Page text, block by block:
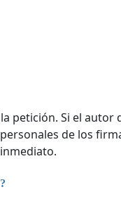
petición. Si el autor
de los